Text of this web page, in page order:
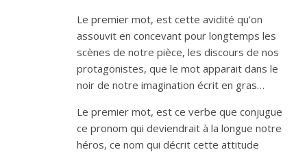
Le premier mot, est cette avidité qu’on
assouvit en concevant pour longtemps les
scènes de notre pièce, les discours de nos
protagonistes, que le mot apparait dans le
noir de notre imagination écrit en gras…
Le premier mot, est ce verbe que conjugue
ce pronom qui deviendrait à la longue notre
héros, ce nom qui décrit cette attitude